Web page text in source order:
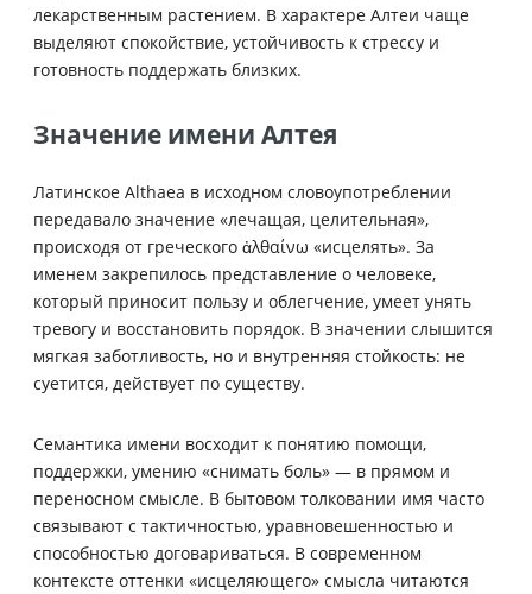
лекарственным растением. В характере Алтеи чаще
выделяют спокойствие, устойчивость к стрессу и
готовность поддержать близких.
Значение имени Алтея
Латинское Althaea в исходном словоупотреблении
передавало значение «лечащая, целительная»,
происходя от греческого ἀλθαίνω «исцелять». За
именем закрепилось представление о человеке,
который приносит пользу и облегчение, умеет унять
тревогу и восстановить порядок. В значении слышится
мягкая заботливость, но и внутренняя стойкость: не
суетится, действует по существу.
Семантика имени восходит к понятию помощи,
поддержки, умению «снимать боль» — в прямом и
переносном смысле. В бытовом толковании имя часто
связывают с тактичностью, уравновешенностью и
способностью договариваться. В современном
контексте оттенки «исцеляющего» смысла читаются